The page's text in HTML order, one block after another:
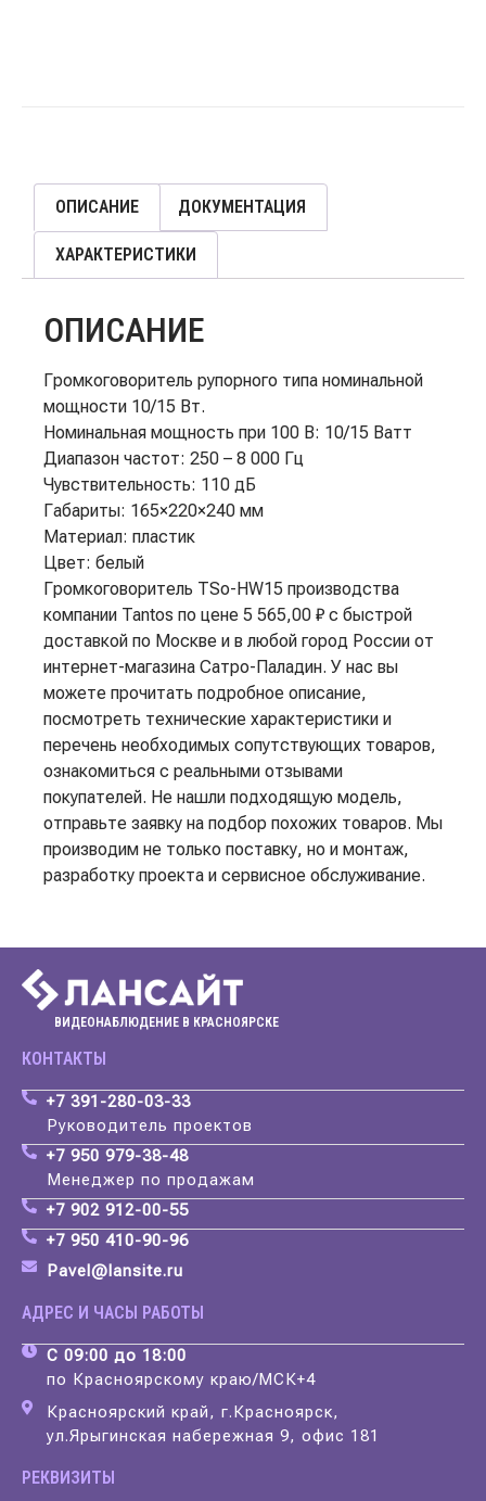
ОПИСАНИЕ ДОКУМЕНТАЦИЯ
ХАРАКТЕРИСТИКИ
ОПИСАНИЕ
Громкоговоритель рупорного типа номинальной
мощности 10/15 Вт.
Номинальная мощность при 100 В: 10/15 Ватт
Диапазон частот: 250 – 8 000 Гц
Чувствительность: 110 дБ
Габариты: 165×220×240 мм
Материал: пластик
Цвет: белый
Громкоговоритель TSo-HW15 производства
компании Tantos по цене 5 565,00 ₽ с быстрой
доставкой по Москве и в любой город России от
интернет-магазина Сатро-Паладин. У нас вы
можете прочитать подробное описание,
посмотреть технические характеристики и
перечень необходимых сопутствующих товаров,
ознакомиться с реальными отзывами
покупателей. Не нашли подходящую модель,
отправьте заявку на подбор похожих товаров. Мы
производим не только поставку, но и монтаж,
разработку проекта и сервисное обслуживание.
ВИДЕОНАБЛЮДЕНИЕ В КРАСНОЯРСКЕ
КОНТАКТЫ
+7 391-280-03-33
Руководитель проектов
+7 950 979-38-48
Менеджер по продажам
+7 902 912-00-55
+7 950 410-90-96
Pavel@lansite.ru
АДРЕС И ЧАСЫ РАБОТЫ
С 09:00 до 18:00
по Красноярскому краю/МСК+4
Красноярский край, г.Красноярск,
ул.Ярыгинская набережная 9, офис 181
РЕКВИЗИТЫ